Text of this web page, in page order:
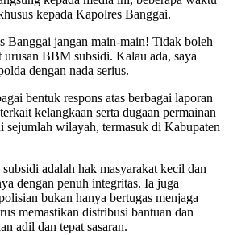
kepada Kapolres Banggai.
Banggai jangan main-main! Tidak boleh
urusan BBM subsidi. Kalau ada, saya
dengan nada serius.
bentuk respons atas berbagai laporan
kelangkaan serta dugaan permainan
wilayah, termasuk di Kabupaten
adalah hak masyarakat kecil dan
dengan penuh integritas. Ia juga
bukan hanya bertugas menjaga
memastikan distribusi bantuan dan
adil dan tepat sasaran.